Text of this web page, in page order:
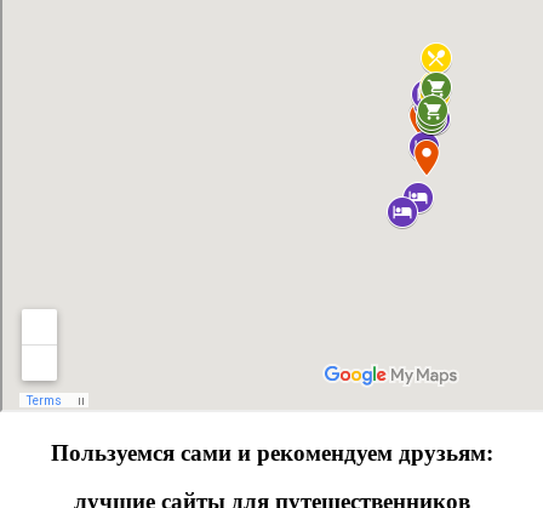
Пользуемся сами и рекомендуем друзьям:
лучшие сайты для путешественников